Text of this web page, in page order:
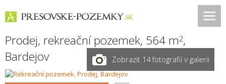
Prodej, rekreační pozemek, 564 m2,
Bardejov
Zobrazit 14 fotografií v galerii